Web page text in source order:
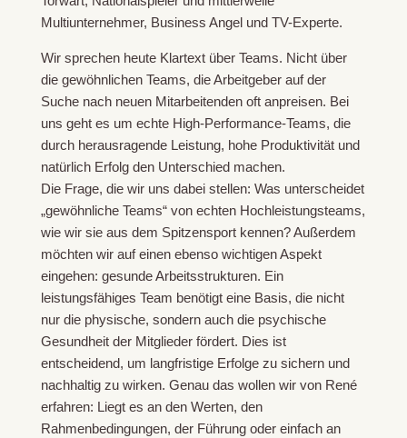
Multiunternehmer, Business Angel und TV-Experte.
Wir sprechen heute Klartext über Teams. Nicht über
die gewöhnlichen Teams, die Arbeitgeber auf der
Suche nach neuen Mitarbeitenden oft anpreisen. Bei
uns geht es um echte High-Performance-Teams, die
durch herausragende Leistung, hohe Produktivität und
natürlich Erfolg den Unterschied machen.
Die Frage, die wir uns dabei stellen: Was unterscheidet
„gewöhnliche Teams“ von echten Hochleistungsteams,
wie wir sie aus dem Spitzensport kennen? Außerdem
möchten wir auf einen ebenso wichtigen Aspekt
eingehen: gesunde Arbeitsstrukturen. Ein
leistungsfähiges Team benötigt eine Basis, die nicht
nur die physische, sondern auch die psychische
Gesundheitder Mitglieder fördert. Dies ist
entscheidend, um langfristige Erfolge zu sichern und
nachhaltig zu wirken. Genau das wollen wir von René
erfahren: Liegt es an den Werten, den
Rahmenbedingungen, der Führung oder einfach an